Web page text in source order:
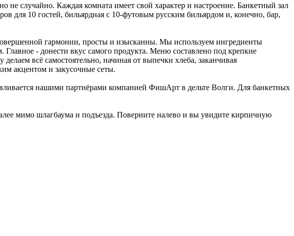
не случайно. Каждая комната имеет свой характер и настроение. Банкетный зал
для 10 гостей, бильярдная с 10-футовым русским бильярдом и, конечно, бар,
гармонии, просты и изысканны. Мы используем ингредиенты
- донести вкус самого продукта. Меню составлено под крепкие
всё самостоятельно, начиная от выпечки хлеба, заканчивая
акцентом и закусочные сеты.
нашими партнёрами компанией ФишАрт в дельте Волги. Для банкетных
мимо шлагбаума и подъезда. Поверните налево и вы увидите кирпичную